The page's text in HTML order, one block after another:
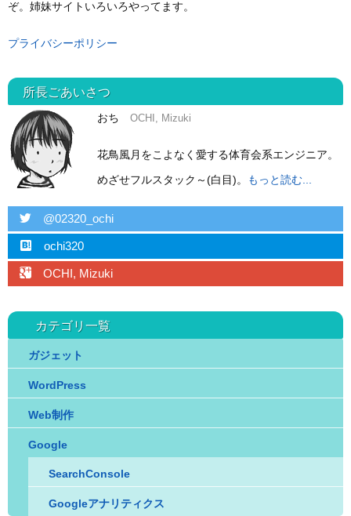
ぞ。姉妹サイトいろいろやってます。
プライバシーポリシー
所長ごあいさつ
おち OCHI, Mizuki
花鳥風月をこよなく愛する体育会系エンジニア。
めざせフルスタック～(白目)。
もっと読む...
twitter @02320_ochi
hatebu ochi320
googleplus OCHI, Mizuki
カテゴリ一覧
ガジェット
WordPress
Web制作
Google
SearchConsole
Googleアナリティクス